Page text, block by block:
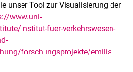
unser Tool zur Visualisierung der
www.uni-
institut-fuer-verkehrswesen-
forschungsprojekte/emilia